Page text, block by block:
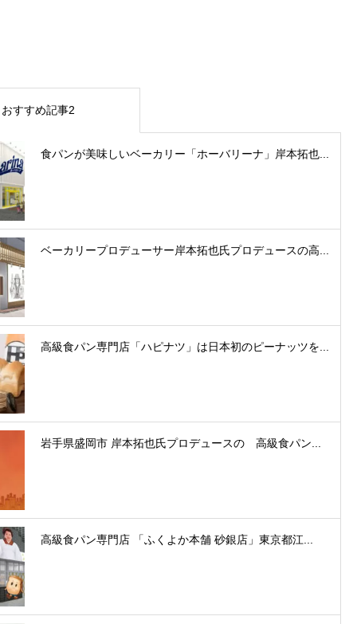
おすすめ記事2
食パンが美味しいベーカリー「ホーバリーナ」岸本拓也...
ベーカリープロデューサー岸本拓也氏プロデュースの高...
高級食パン専門店「ハピナツ」は日本初のピーナッツを...
岩手県盛岡市 岸本拓也氏プロデュースの 高級食パン...
高級食パン専門店 「ふくよか本舗 砂銀店」東京都江...